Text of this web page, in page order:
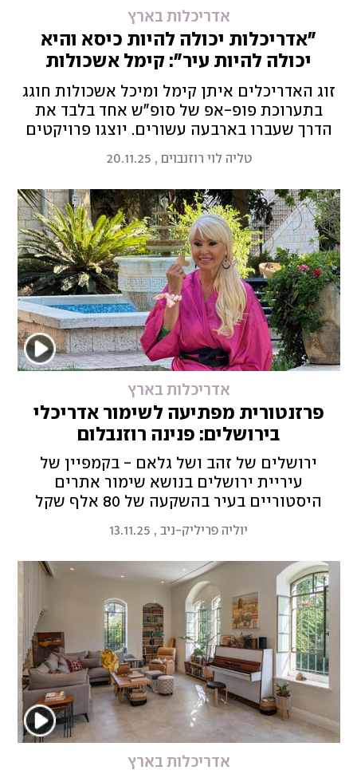
אדריכלות בארץ
"אדריכלות יכולה להיות כיסא והיא
יכולה להיות עיר": קימל אשכולות
מציינים 40 שנות פעילות
זוג האדריכלים איתן קימל ומיכל אשכולות חוגג
בתערוכת פופ-אפ של סופ"ש אחד בלבד את
הדרך שעברו בארבעה עשורים. יוצגו פרויקטים
וגם כאלה שנשארו על רצפת חדר השרטוט
טליה לוי רוזנבוים ,
20.11.25
אדריכלות בארץ
פרזנטורית מפתיעה לשימור אדריכלי
בירושלים: פנינה רוזנבלום
ירושלים של זהב ושל גלאם - בקמפיין של
עיריית ירושלים בנושא שימור אתרים
היסטוריים בעיר בהשקעה של 80 אלף שקל
מככבת אשת העסקים שמדגישה את חשיבות
הטיפוח העירוני וההתחדשות, בכל גיל. "פנינה
היא אייקונית", מסבירים בעירייה את הבחירה
יוליה פריליק-ניב,
13.11.25
אדריכלות בארץ